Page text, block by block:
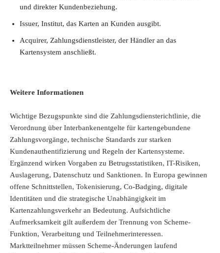
und direkter Kundenbeziehung.
Issuer, Institut, das Karten an Kunden ausgibt.
Acquirer, Zahlungsdienstleister, der Händler an das
Kartensystem anschließt.
Weitere Informationen
Wichtige Bezugspunkte sind die Zahlungsdiensterichtlinie, die
Verordnung über Interbankenentgelte für kartengebundene
Zahlungsvorgänge, technische Standards zur starken
Kundenauthentifizierung und Regeln der Kartensysteme.
Ergänzend wirken Vorgaben zu Betrugsstatistiken, IT-Risiken,
Auslagerung, Datenschutz und Sanktionen. In Europa gewinnen
offene Schnittstellen, Tokenisierung, Co-Badging, digitale
Identitäten und die strategische Unabhängigkeit im
Kartenzahlungsverkehr an Bedeutung. Aufsichtliche
Aufmerksamkeit gilt außerdem der Trennung von Scheme-
Funktion, Verarbeitung und Teilnehmerinteressen.
Marktteilnehmer müssen Scheme-Änderungen laufend